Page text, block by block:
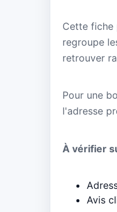
Cette fiche
regroupe
retrouver
Pour une
l'adresse
À vérifier
Avis